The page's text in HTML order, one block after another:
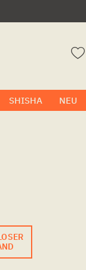
SHISHA NEU